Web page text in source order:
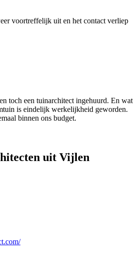
voortreffelijk uit en het contact verliep
toch een tuinarchitect ingehuurd. En wat
is eindelijk werkelijkheid geworden.
binnen ons budget.
uit Vijlen